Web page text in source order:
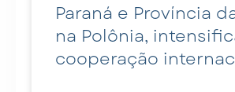
Paraná e Província
na Polônia,
cooperação